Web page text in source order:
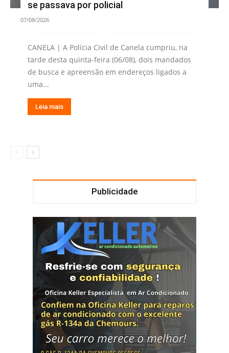
se passava por policial
07/08/2026
CANELA | A Polícia Civil de Canela cumpriu, na
tarde desta quinta-feira (06/08), dois mandados
de busca e apreensão em endereços ligados a
uma...
Leia mais
Publicidade